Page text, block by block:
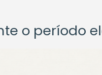
o período